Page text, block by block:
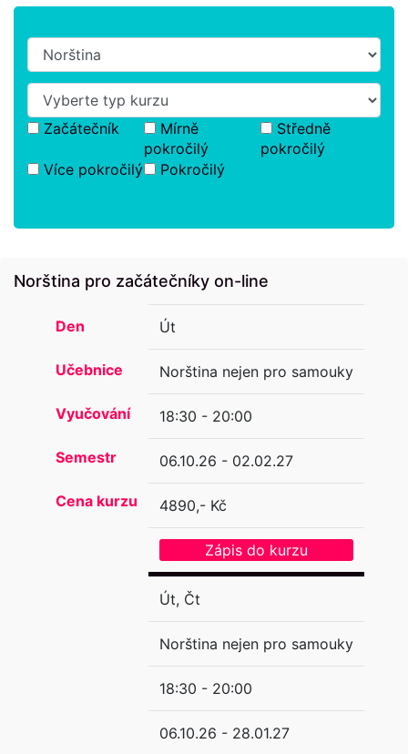
Začátečník
Mírně
pokročilý
Středně
pokročilý
Více pokročilý
Pokročilý
Norština pro začátečníky on-line
Den
Učebnice
Vyučování
Semestr
Cena kurzu
Út
Norština nejen pro samouky
18:30 - 20:00
06.10.26 - 02.02.27
4890,- Kč
Zápis do kurzu
Út, Čt
Norština nejen pro samouky
18:30 - 20:00
06.10.26 - 28.01.27